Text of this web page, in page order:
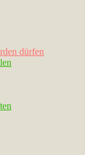
dürfen